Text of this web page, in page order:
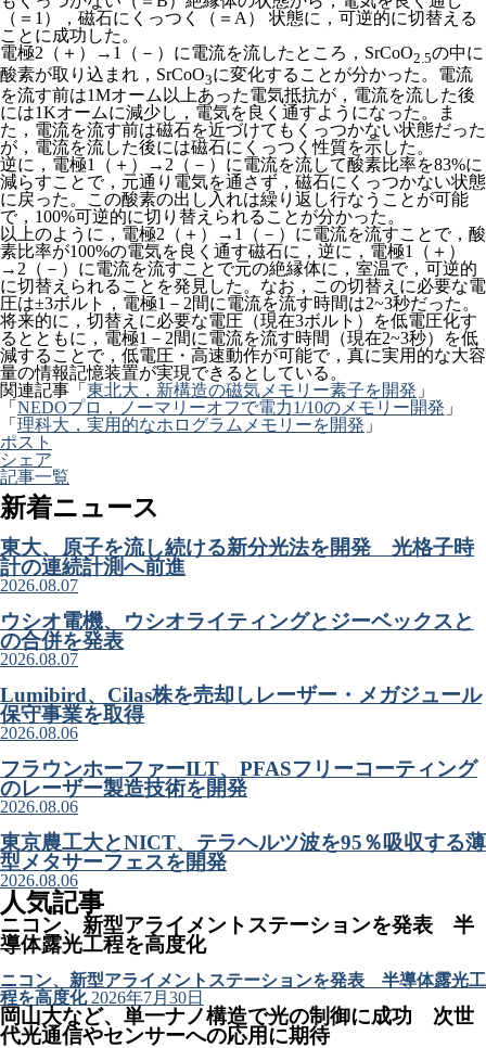
（＝1），磁石にくっつく（＝A） 状態に，可逆的に切替える
ことに成功した。
電極2（＋）→1（－）に電流を流したところ，SrCoO2.5の中に
酸素が取り込まれ，SrCoO3に変化することが分かった。電流
を流す前は1Mオーム以上あった電気抵抗が，電流を流した後
には1Kオームに減少し，電気を良く通すようになった。ま
た，電流を流す前は磁石を近づけてもくっつかない状態だった
が，電流を流した後には磁石にくっつく性質を示した。
逆に，電極1（＋）→2（－）に電流を流して酸素比率を83%に
減らすことで，元通り電気を通さず，磁石にくっつかない状態
に戻った。この酸素の出し入れは繰り返し行なうことが可能
で，100%可逆的に切り替えられることが分かった。
以上のように，電極2（＋）→1（－）に電流を流すことで，酸
素比率が100%の電気を良く通す磁石に，逆に，電極1（＋）
→2（－）に電流を流すことで元の絶縁体に，室温で，可逆的
に切替えられることを発見した。なお，この切替えに必要な電
圧は±3ボルト，電極1－2間に電流を流す時間は2~3秒だった。
将来的に，切替えに必要な電圧（現在3ボルト）を低電圧化す
るとともに，電極1－2間に電流を流す時間（現在2~3秒）を低
減することで，低電圧・高速動作が可能で，真に実用的な大容
量の情報記憶装置が実現できるとしている。
関連記事「 東北大，新構造の磁気メモリー素子を開発 」
「 NEDOプロ，ノーマリーオフで電力1/10のメモリー開発 」
「 理科大，実用的なホログラムメモリーを開発 」
ポスト
シェア
記事一覧
新着ニュース
東大、原子を流し続ける新分光法を開発 光格子時
計の連続計測へ前進
2026.08.07
ウシオ電機、ウシオライティングとジーベックスと
の合併を発表
2026.08.07
Lumibird、Cilas株を売却しレーザー・メガジュール
保守事業を取得
2026.08.06
フラウンホーファーILT、PFASフリーコーティング
のレーザー製造技術を開発
2026.08.06
東京農工大とNICT、テラヘルツ波を95％吸収する薄
型メタサーフェスを開発
2026.08.06
人気記事
ニコン、新型アライメントステーションを発表 半
導体露光工程を高度化
ニコン、新型アライメントステーションを発表 半導体露光工
程を高度化 2026年7月30日
岡山大など、単一ナノ構造で光の制御に成功 次世
代光通信やセンサーへの応用に期待